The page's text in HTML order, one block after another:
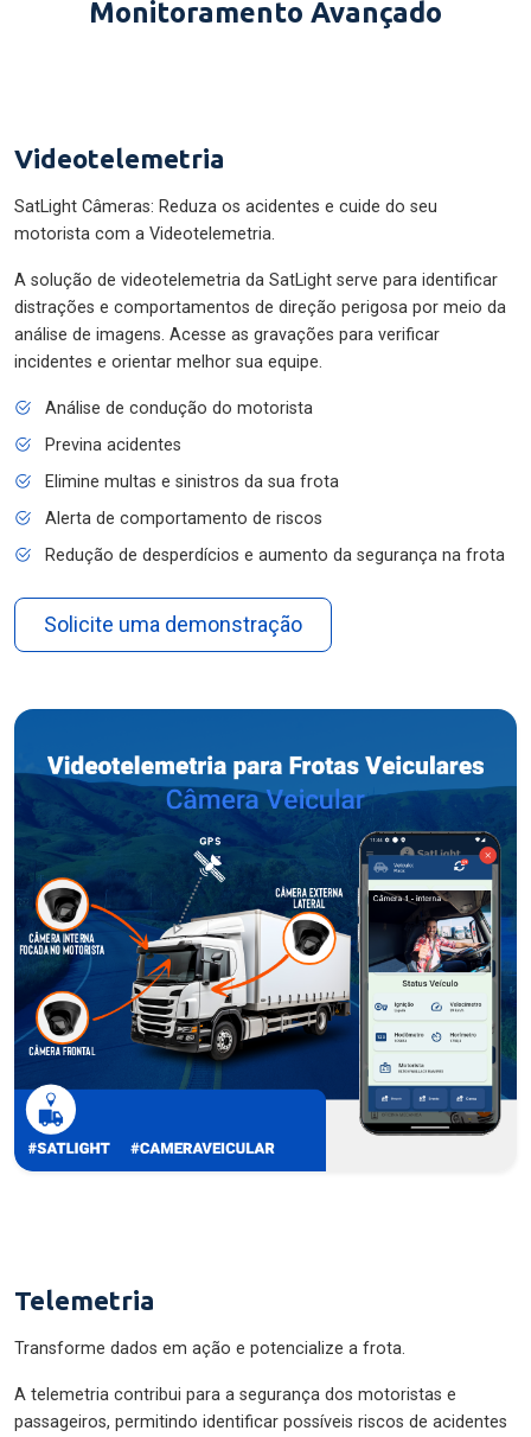
Monitoramento Avançado
Videotelemetria
SatLight Câmeras: Reduza os acidentes e cuide do seu
motorista com a Videotelemetria.
A solução de videotelemetria da SatLight serve para identificar
distrações e comportamentos de direção perigosa por meio da
análise de imagens. Acesse as gravações para verificar
incidentes e orientar melhor sua equipe.
Análise de condução do motorista
Previna acidentes
Elimine multas e sinistros da sua frota
Alerta de comportamento de riscos
Redução de desperdícios e aumento da segurança na frota
Solicite uma demonstração
Telemetria
Transforme dados em ação e potencialize a frota.
A telemetria contribui para a segurança dos motoristas e
passageiros, permitindo identificar possíveis riscos de acidentes